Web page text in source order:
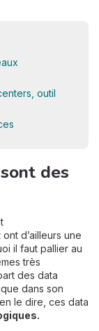
outil
des
ont d’ailleurs une
il faut pallier au
très
des data
dans son
le dire, ces data